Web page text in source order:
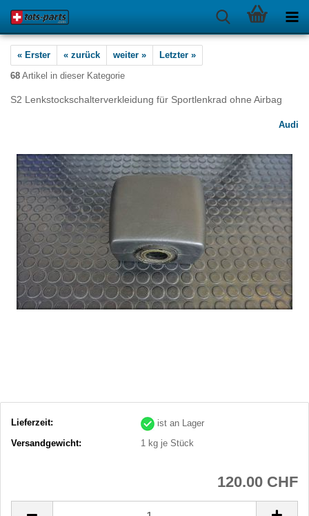
« Erster « zurück weiter »
Letzter »
68 Artikel in dieser Kategorie
S2 Lenkstockschalterverkleidung für Sportlenkrad ohne Airbag
Audi
Lieferzeit:
ist an Lager
Versandgewicht:
1 kg je Stück
120.00 CHF